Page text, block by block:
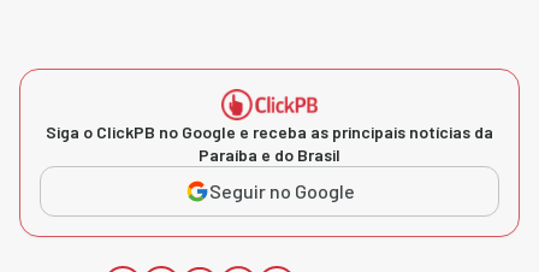
Siga o ClickPB no Google e receba as principais notícias da
Paraíba e do Brasil
Seguir no Google